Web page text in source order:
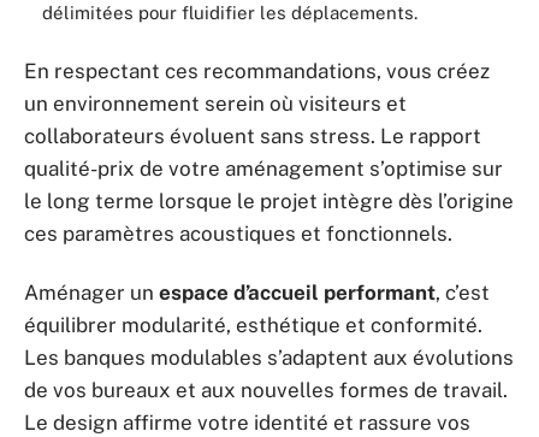
délimitées pour fluidifier les déplacements.
En respectant ces recommandations, vous créez
un environnement serein où visiteurs et
collaborateurs évoluent sans stress. Le rapport
qualité-prix de votre aménagement s’optimise sur
le long terme lorsque le projet intègre dès l’origine
ces paramètres acoustiques et fonctionnels.
Aménager un espace d’accueil performant, c’est
équilibrer modularité, esthétique et conformité.
Les banques modulables s’adaptent aux évolutions
de vos bureaux et aux nouvelles formes de travail.
Le design affirme votre identité et rassure vos